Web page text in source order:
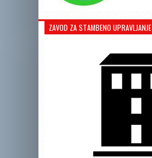
ZAVOD ZA STAMBENO UPRAVLJANJE